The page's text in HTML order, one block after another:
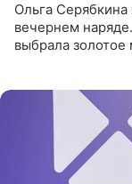
Ольга
вечернем
выбрала золотое